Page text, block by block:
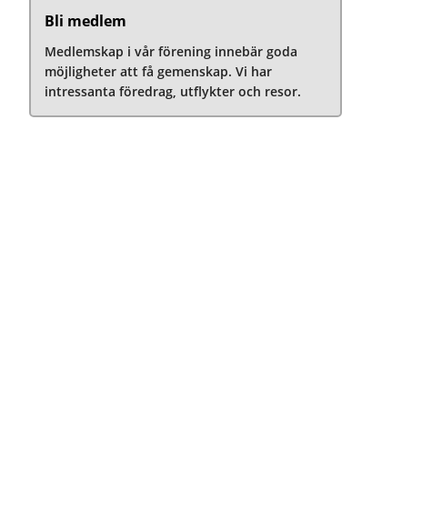
Bli medlem
Medlemskap i vår förening innebär goda
möjligheter att få gemenskap. Vi har
intressanta föredrag, utflykter och resor.